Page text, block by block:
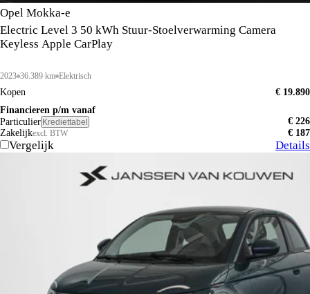
Opel Mokka-e
Electric Level 3 50 kWh Stuur-Stoelverwarming Camera
Keyless Apple CarPlay
2023 36.389 km Elektrisch
Kopen
€ 19.890
Financieren p/m vanaf
Particulier Krediettabel
€ 226
Zakelijkexcl. BTW € 187
Vergelijk Details